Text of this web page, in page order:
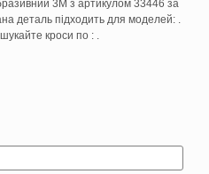
3M з артикулом 33446 за
деталь підходить для моделей: .
кроси по : .